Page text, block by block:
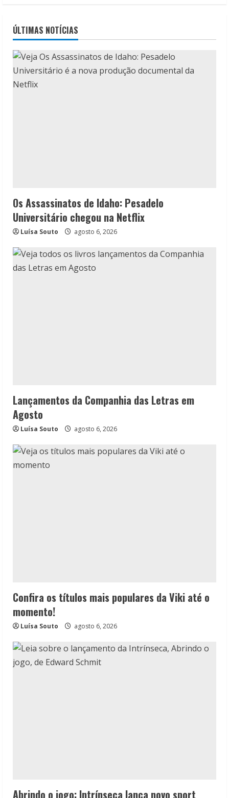
ÚLTIMAS NOTÍCIAS
Os Assassinatos de Idaho: Pesadelo
Universitário chegou na Netflix
Luísa Souto agosto 6, 2026
Lançamentos da Companhia das Letras em
Agosto
Luísa Souto agosto 6, 2026
Confira os títulos mais populares da Viki até o
momento!
Luísa Souto agosto 6, 2026
Abrindo o jogo: Intrínseca lança novo sport